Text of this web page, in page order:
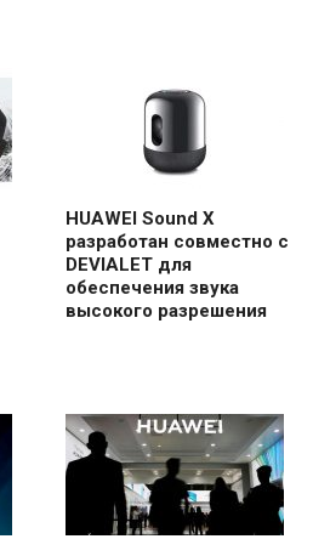
HUAWEI Sound X
разработан совместно с
DEVIALET для
обеспечения звука
высокого разрешения